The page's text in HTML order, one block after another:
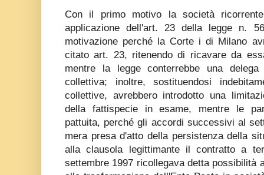
Con il primo motivo la società
applicazione dell'art. 23 della legge n.
motivazione perché la Corte i di Milano
citato art. 23, ritenendo di ricavare da
mentre la legge conterrebbe una
collettiva; inoltre, sostituendosi
collettive, avrebbero introdotto una
della fattispecie in esame, mentre le
pattuita, perché gli accordi successivi al
mera presa d'atto della persistenza della
alla clausola legittimante il contratto a
settembre 1997 ricollegava detta possibilità